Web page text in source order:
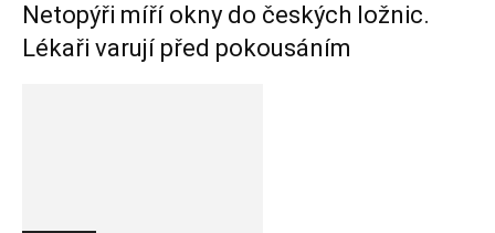
Netopýři míří okny do českých ložnic.
Lékaři varují před pokousáním